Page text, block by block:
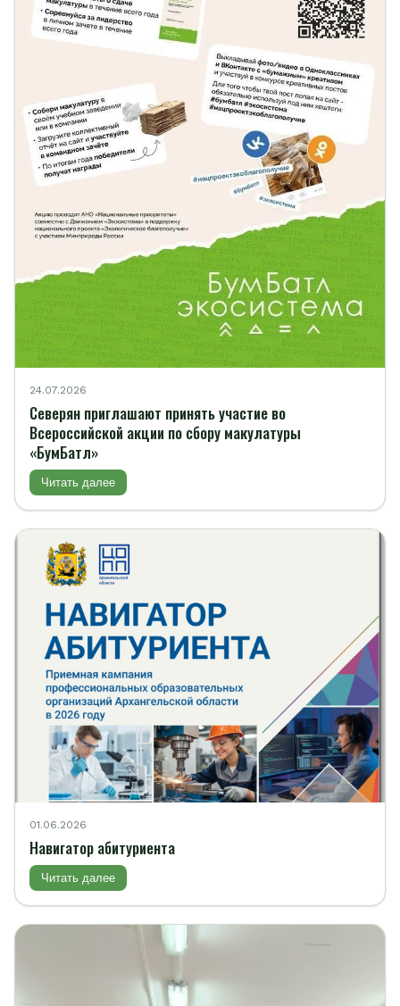
24.07.2026
Северян приглашают принять участие во
Всероссийской акции по сбору макулатуры
«БумБатл»
Читать далее
01.06.2026
Навигатор абитуриента
Читать далее